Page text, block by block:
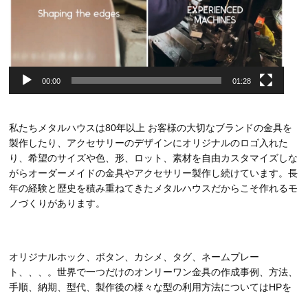
00:00 01:28
私たちメタルハウスは80年以上 お客様の大切なブランドの金具を
製作したり、アクセサリーのデザインにオリジナルのロゴ入れた
り、希望のサイズや色、形、ロット、素材を自由カスタマイズしな
がらオーダーメイドの金具やアクセサリー製作し続けています。長
年の経験と歴史を積み重ねてきたメタルハウスだからこそ作れるモ
ノづくりがあります。
オリジナルホック、ボタン、カシメ、タグ、ネームプレー
ト、、、。世界で一つだけのオンリーワン金具の作成事例、方法、
手順、納期、型代、製作後の様々な型の利用方法についてはHPを